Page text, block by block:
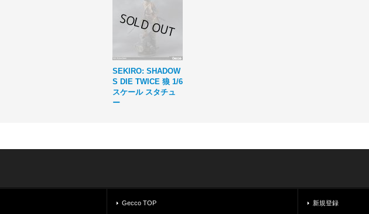
SEKIRO: SHADOW
S DIE TWICE 狼 1/6
スケール スタチュ
ー
Gecco TOP 新規登録